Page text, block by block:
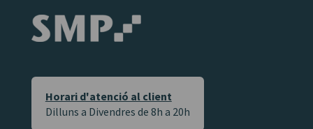
Horari d'atenció al client
Dilluns a Divendres de 8h a 20h